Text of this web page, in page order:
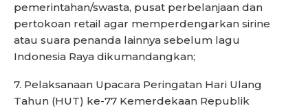
pemerintahan/swasta, pusat perbelanjaan dan
pertokoan retail agar memperdengarkan sirine
atau suara penanda lainnya sebelum lagu
Indonesia Raya dikumandangkan;
7. Pelaksanaan Upacara Peringatan Hari Ulang
Tahun (HUT) ke-77 Kemerdekaan Republik